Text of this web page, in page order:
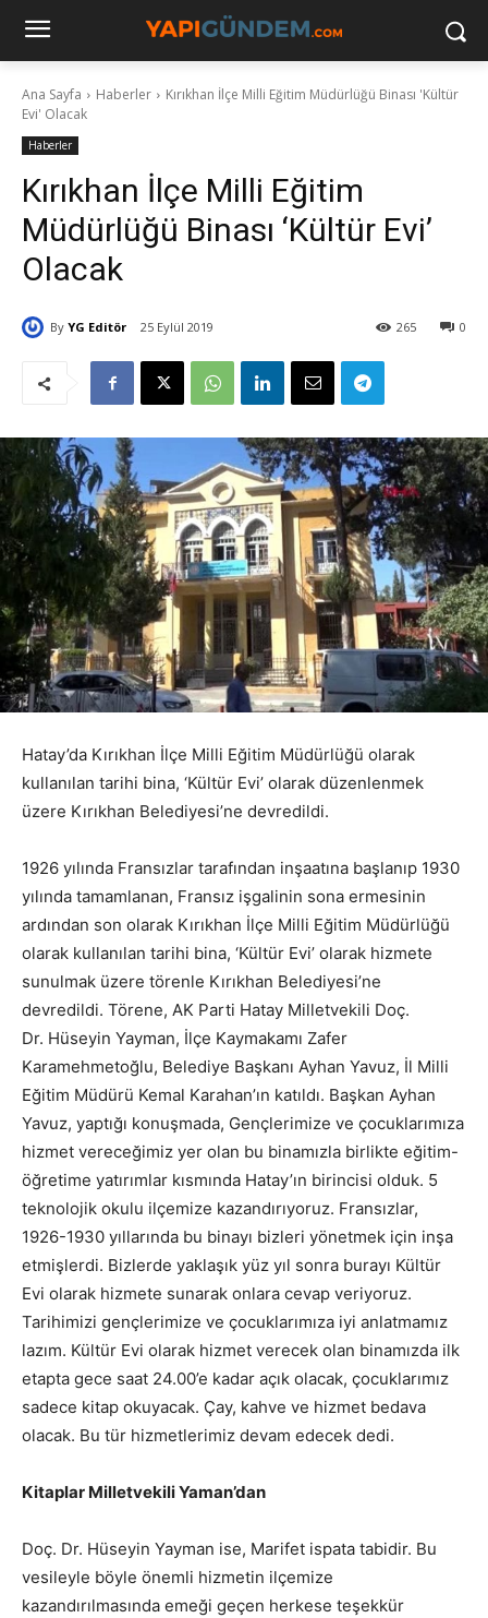
Ana Sayfa Haberler
Kırıkhan İlçe Milli Eğitim Müdürlüğü Binası 'Kültür
Evi' Olacak
Haberler
Kırıkhan İlçe Milli Eğitim
Müdürlüğü Binası ‘Kültür Evi’
Olacak
By YG Editör 25 Eylül 2019 0
265
Hatay’da Kırıkhan İlçe Milli Eğitim Müdürlüğü olarak
kullanılan tarihi bina, ‘Kültür Evi’ olarak düzenlenmek
üzere Kırıkhan Belediyesi’ne devredildi.
1926 yılında Fransızlar tarafından inşaatına başlanıp 1930
yılında tamamlanan, Fransız işgalinin sona ermesinin
ardından son olarak Kırıkhan İlçe Milli Eğitim Müdürlüğü
olarak kullanılan tarihi bina, ‘Kültür Evi’ olarak hizmete
sunulmak üzere törenle Kırıkhan Belediyesi’ne
devredildi. Törene, AK Parti Hatay Milletvekili Doç.
Dr. Hüseyin Yayman, İlçe Kaymakamı Zafer
Karamehmetoğlu, Belediye Başkanı Ayhan Yavuz, İl Milli
Eğitim Müdürü Kemal Karahan’ın katıldı. Başkan Ayhan
Yavuz, yaptığı konuşmada, Gençlerimize ve çocuklarımıza
hizmet vereceğimiz yer olan bu binamızla birlikte eğitim-
öğretime yatırımlar kısmında Hatay’ın birincisi olduk. 5
teknolojik okulu ilçemize kazandırıyoruz. Fransızlar,
1926-1930 yıllarında bu binayı bizleri yönetmek için inşa
etmişlerdi. Bizlerde yaklaşık yüz yıl sonra burayı Kültür
Evi olarak hizmete sunarak onlara cevap veriyoruz.
Tarihimizi gençlerimize ve çocuklarımıza iyi anlatmamız
lazım. Kültür Evi olarak hizmet verecek olan binamızda ilk
etapta gece saat 24.00’e kadar açık olacak, çocuklarımız
sadece kitap okuyacak. Çay, kahve ve hizmet bedava
olacak. Bu tür hizmetlerimiz devam edecek dedi.
Kitaplar Milletvekili Yaman’dan
Doç. Dr. Hüseyin Yayman ise, Marifet ispata tabidir. Bu
vesileyle böyle önemli hizmetin ilçemize
kazandırılmasında emeği geçen herkese teşekkür